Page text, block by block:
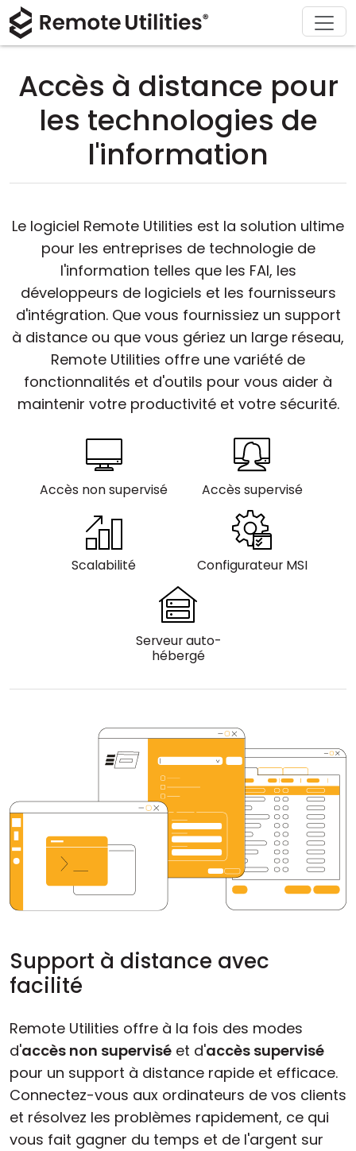
Accès à distance pour
les technologies de
l'information
Le logiciel Remote Utilities est la solution ultime
pour les entreprises de technologie de
l'information telles que les FAI, les
développeurs de logiciels et les fournisseurs
d'intégration. Que vous fournissiez un support
à distance ou que vous gériez un large réseau,
Remote Utilities offre une variété de
fonctionnalités et d'outils pour vous aider à
maintenir votre productivité et votre sécurité.
Accès non supervisé Accès supervisé
Scalabilité Configurateur MSI
Serveur auto-
hébergé
Support à distance avec
facilité
Remote Utilities offre à la fois des modes
d'accès non supervisé et d'accès supervisé
pour un support à distance rapide et efficace.
Connectez-vous aux ordinateurs de vos clients
et résolvez les problèmes rapidement, ce qui
vous fait gagner du temps et de l'argent sur
Produit
Sécurité
Captures d'écran
Notes de version
Modes de connexion
Accès non surveillé
Support d'Active Directory
Configuration MSI
Cloud et sur site
Solutions
Fabrication et vente au détail
Soins de santé
Éducation et gouvernement
Technologie de l'information
Télécharger
macOS
iOS/Android
Acheter
Assistant de licence
Mettre à niveau votre licence
Support
Documentation
Base de connaissances
À propos
Salle de presse
Écrire un avis